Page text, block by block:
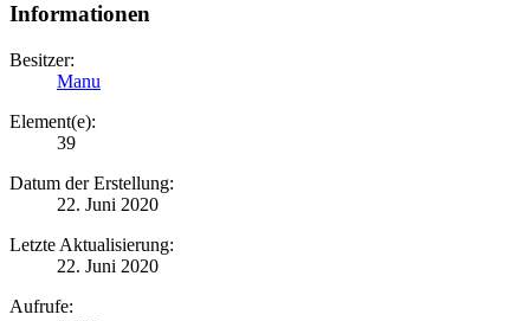
Informationen
Besitzer:
Manu
Element(e):
39
Datum der Erstellung:
22. Juni 2020
Letzte Aktualisierung:
22. Juni 2020
Aufrufe: